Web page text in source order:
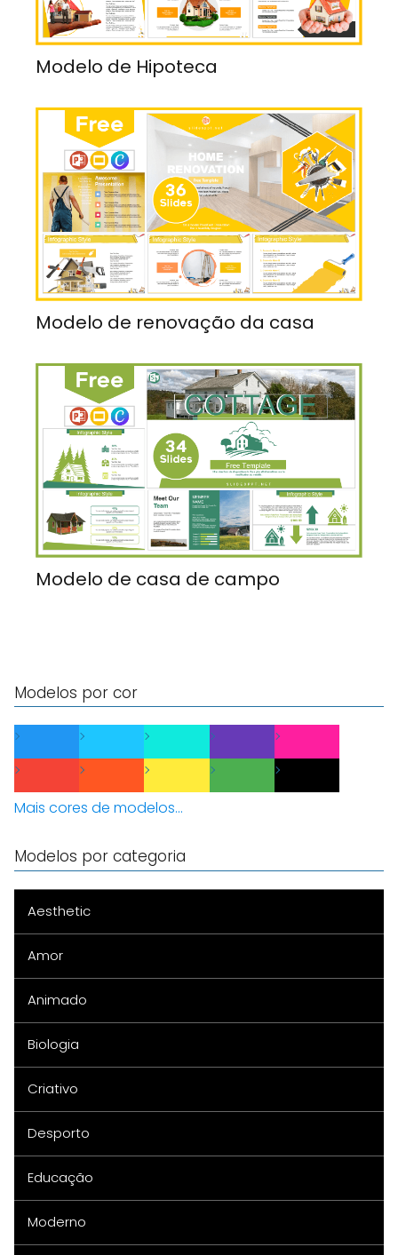
Modelo de Hipoteca
Modelo de renovação da casa
Modelo de casa de campo
Modelos por cor
Mais cores de modelos...
Modelos por categoria
Aesthetic
Amor
Animado
Biologia
Criativo
Desporto
Educação
Moderno